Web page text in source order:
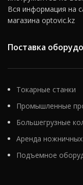
Вся информация на
магазина optovic.kz
Поставка
Токарные станки
Промышленные
Большегрузные
Аренда
Подъемное